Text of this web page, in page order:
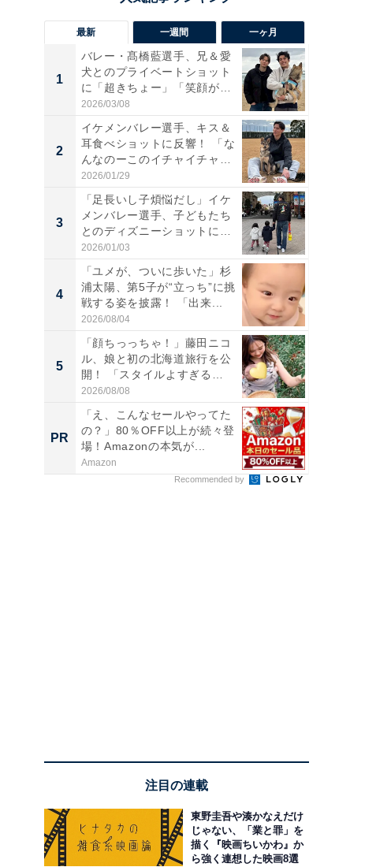
最新 一週間 一ヶ月
1
バレー・髙橋藍選手、兄＆愛
犬とのプライベートショット
に「超きちょー」「笑顔が見
れ...
2026/03/08
2
イケメンバレー選手、キス＆
耳食べショットに反響！ 「な
んなのーこのイチャイチャ
感...
2026/01/29
3
「足長いし子煩悩だし」イケ
メンバレー選手、子どもたち
とのディズニーショットに
「か...
2026/01/03
4
「ユメが、ついに歩いた」杉
浦太陽、第5子が“立っち”に挑
戦する姿を披露！ 「出来...
2026/08/04
5
「顔ちっっちゃ！」藤田ニコ
ル、娘と初の北海道旅行を公
開！ 「スタイルよすぎる
よ〜...
2026/08/08
PR
「え、こんなセールやってた
の？」80％OFF以上が続々登
場！Amazonの本気が...
Amazon
Recommended by
注目の連載
東野圭吾や湊かなえだけ
じゃない、「業と罪」を
描く『映画ちいかわ』か
ら強く連想した映画8選